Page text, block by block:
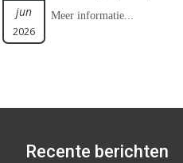
jun
2026
Meer informatie...
Recente berichten